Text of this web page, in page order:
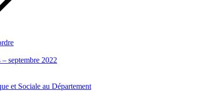
septembre 2022
et Sociale au Département